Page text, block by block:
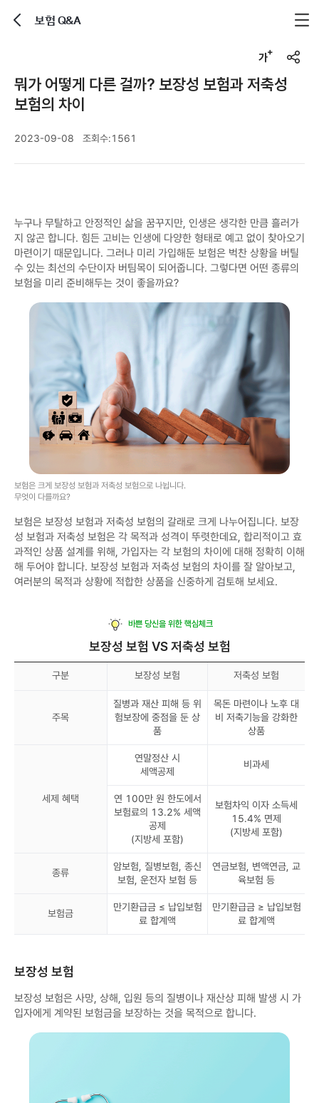
보험 Q&A
뭐가 어떻게 다른 걸까? 보장성 보험과 저축성
보험의 차이
2023-09-08 조회수:1561
누구나 무탈하고 안정적인 삶을 꿈꾸지만, 인생은 생각한 만큼 흘러가
지 않곤 합니다. 힘든 고비는 인생에 다양한 형태로 예고 없이 찾아오기
마련이기 때문입니다. 그러나 미리 가입해둔 보험은 벅찬 상황을 버틸
수 있는 최선의 수단이자 버팀목이 되어줍니다. 그렇다면 어떤 종류의
보험을 미리 준비해두는 것이 좋을까요?
보험은 크게 보장성 보험과 저축성 보험으로 나뉩니다.
무엇이 다를까요?
보험은 보장성 보험과 저축성 보험의 갈래로 크게 나누어집니다. 보장
성 보험과 저축성 보험은 각 목적과 성격이 뚜렷한데요, 합리적이고 효
과적인 상품 설계를 위해, 가입자는 각 보험의 차이에 대해 정확히 이해
해 두어야 합니다. 보장성 보험과 저축성 보험의 차이를 잘 알아보고,
여러분의 목적과 상황에 적합한 상품을 신중하게 검토해 보세요.
바쁜 당신을 위한 핵심체크
보장성 보험 VS 저축성 보험
구분 보장성 보험 저축성 보험
주목
질병과 재산 피해 등 위
험보장에 중점을 둔 상
품
목돈 마련이나 노후 대
비 저축기능을 강화한
상품
세제 혜택
연말정산 시
세액공제
비과세
연 100만 원 한도에서
보험료의 13.2% 세액
공제
(지방세 포함)
보험차익 이자 소득세
15.4% 면제
(지방세 포함)
종류
암보험, 질병보험, 종신
보험, 운전자 보험 등
연금보험, 변액연금, 교
육보험 등
보험금
만기환급금 ≤ 납입보험
료 합계액
만기환급금 ≥ 납입보험
료 합계액
보장성 보험
보장성 보험은 사망, 상해, 입원 등의 질병이나 재산상 피해 발생 시 가
입자에게 계약된 보험금을 보장하는 것을 목적으로 합니다.